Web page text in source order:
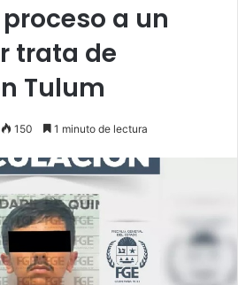
a un
trata de
Tulum
150 1 minuto de lectura